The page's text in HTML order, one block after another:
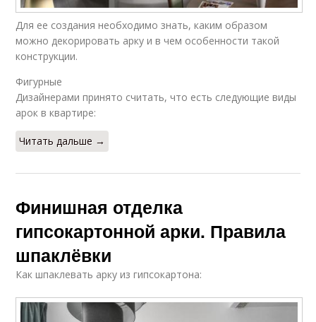
Для ее создания необходимо знать, каким образом
можно декорировать арку и в чем особенности такой
конструкции.
Фигурные
Дизайнерами принято считать, что есть следующие виды
арок в квартире:
Читать дальше →
Финишная отделка
гипсокартонной арки. Правила
шпаклёвки
Как шпаклевать арку из гипсокартона: